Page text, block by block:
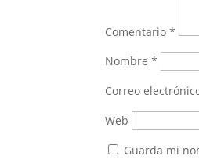
Comentario*
Nombre*
Correo
Web
Guarda mi